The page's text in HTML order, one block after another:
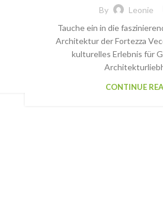
By Leonie
Tauche ein in die
Architektur der Fortezza
kulturelles Erlebnis für
CONTINUE